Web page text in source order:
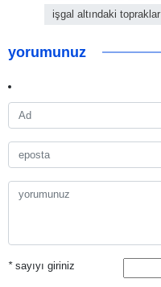
işgal altındaki topraklar
yorumunuz
*sayıyı giriniz